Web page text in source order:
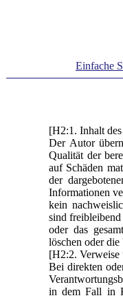
Einfache
[H2:1. Inhalt
Der Autor
Qualität der
auf Schäden
der
Informationen
kein
sind
oder das
löschen oder
[H2:2.
Bei direkten
in dem Fall in